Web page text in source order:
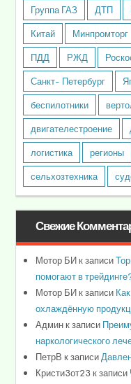
Группа ГАЗ
ДТП
Китай
Минпромторг
ПДД
РЖД
Санкт- Петербург
беспилотники
двигателестроение
логистика
регионы
сельхозтехника
Свежие
Мотор БИк записи
помогают в
Мотор БИк записи
охлаждённую
Админк записи
наркологического
ПетрВ к записи
Кристи3от23 к записи